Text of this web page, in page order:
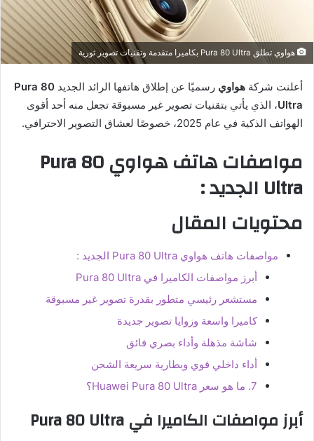
هواوي تطلق Pura 80 Ultra بكاميرا متقدمة وتقنيات تصوير ثورية
أعلنت شركة هواوي رسميًا عن إطلاق هاتفها الرائد الجديد Pura 80
Ultra، الذي يأتي بتقنيات تصوير غير مسبوقة تجعل منه أحد أقوى
الهواتف الذكية في عام 2025، خصوصًا لعشاق التصوير الاحترافي.
مواصفات هاتف هواوي Pura 80
Ultra الجديد :
محتويات المقال
مواصفات هاتف هواوي Pura 80 Ultra الجديد :
أبرز مواصفات الكاميرا في Pura 80 Ultra
مستشعر رئيسي متطور بقدرة تصوير غير مسبوقة
كاميرا واسعة وزوايا تصوير جديدة
شاشة مذهلة وأداء بصري فائق
أداء داخلي قوي وبطارية سريعة الشحن
7. ما هو سعر Huawei Pura 80 Ultra؟
أبرز مواصفات الكاميرا في Pura 80 Ultra